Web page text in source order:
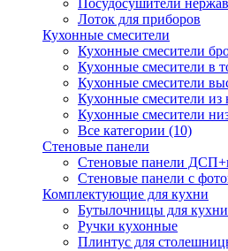
Посудосушители
Лоток для приборов
Кухонные смесители
Кухонные смесители
Кухонные смесители в
Кухонные смесители
Кухонные смесители
Кухонные смесители
Все категории (10)
Стеновые панели
Стеновые панели
Стеновые панели с
Комплектующие для кухни
Бутылочницы для кухни
Ручки кухонные
Плинтус для